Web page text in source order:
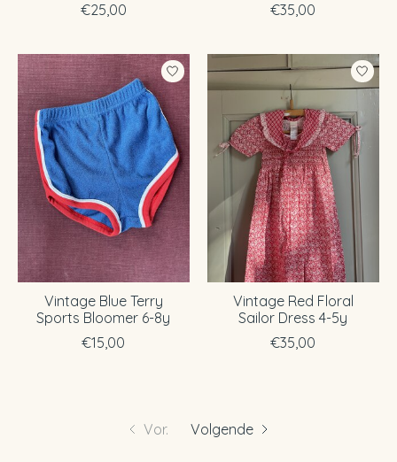
€25,00
€35,00
Vintage Blue Terry
Sports Bloomer 6-8y
€15,00
Vintage Red Floral
Sailor Dress 4-5y
€35,00
Vor. Volgende